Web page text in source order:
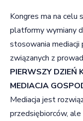
Kongres ma na celu
platformy wymiany
stosowania
związanych z
PIERWSZY DZIEŃ
MEDIACJA
Mediacja jest
przedsiębiorców,